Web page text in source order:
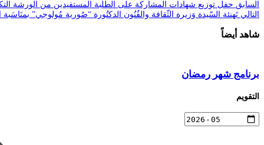
السابق حفل توزيع شهادات المشاركة على الطلبة المستفيدين من الورشة
التالي تَهنئة السّيدة وَزيرة الثّقافة والفُنُون الدكتُورة “صُورية مُولوجي” بمنَاسَبة اليوم
شاهد أيضاً
برنامج شهر رمضان
التقويم